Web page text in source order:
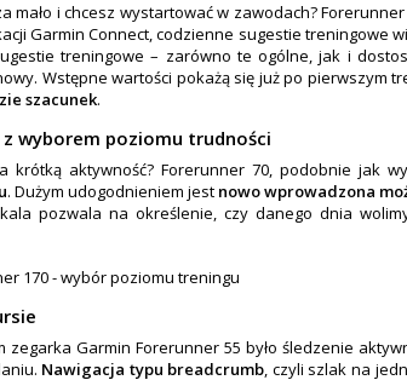
mało i chcesz wystartować w zawodach?
Garmin Connect, codzienne sugestie treningowe
treningowe – zarówno te ogólne, jak i
Wstępne wartości pokażą się już po pierwszym
szacunek.
wyborem poziomu trudności
krótką aktywność? Forerunner 70, podobnie jak
. Dużym udogodnieniem jest nowo wprowadzona
pozwala na określenie, czy danego dnia
zegarka Garmin Forerunner 55 było śledzenie
Nawigacja typu breadcrumb, czyli szlak na